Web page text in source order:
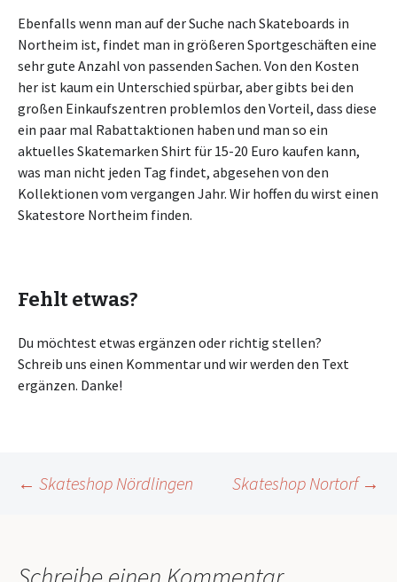
Ebenfalls wenn man auf der Suche nach Skateboards in
Northeim ist, findet man in größeren Sportgeschäften eine
sehr gute Anzahl von passenden Sachen. Von den Kosten
her ist kaum ein Unterschied spürbar, aber gibts bei den
großen Einkaufszentren problemlos den Vorteil, dass diese
ein paar mal Rabattaktionen haben und man so ein
aktuelles Skatemarken Shirt für 15-20 Euro kaufen kann,
was man nicht jeden Tag findet, abgesehen von den
Kollektionen vom vergangen Jahr. Wir hoffen du wirst einen
Skatestore Northeim finden.
Fehlt etwas?
Du möchtest etwas ergänzen oder richtig stellen?
Schreib uns einen Kommentar und wir werden den Text
ergänzen. Danke!
Beitragsnavigation
← Skateshop Nördlingen Skateshop Nortorf →